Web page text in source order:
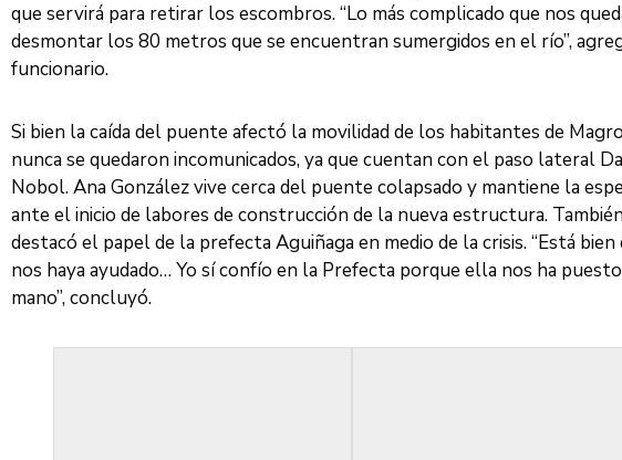
que servirá para retirar los escombros. “Lo más complicado que nos
desmontar los 80 metros que se encuentran sumergidos en el río”,
funcionario.
Si bien la caída del puente afectó la movilidad de los habitantes de
nunca se quedaron incomunicados, ya que cuentan con el paso lateral
Nobol. Ana González vive cerca del puente colapsado y mantiene la
ante el inicio de labores de construcción de la nueva estructura.
destacó el papel de la prefecta Aguiñaga en medio de la crisis. “Está
nos haya ayudado… Yo sí confío en la Prefecta porque ella nos ha
mano”, concluyó.